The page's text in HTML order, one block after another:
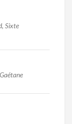
Sixte